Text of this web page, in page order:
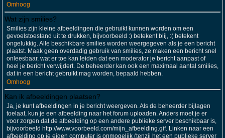
Omhoog
Wat zijn smilies?
Smilies zijn kleine afbeeldingen die gebruikt kunnen worden om een
gevoelstoestand uit te drukken, bijvoorbeeld :) betekent blij, :( betekent
ongelukkig. Alle beschikbare smilies worden weergegeven als je een bericht
plaatst. Maak geen overdadig gebruik van smilies, ze maken een bericht snel
onleesbaar, wat er toe kan leiden dat een moderator je bericht aanpast of
heel je bericht verwijdert. De beheerder kan ook een maximaal aantal smilies,
dat in een bericht gebruikt mag worden, bepaald hebben.
Omhoog
Kan ik afbeeldingen plaatsen?
Ja, je kunt afbeeldingen in je bericht weergeven. Als de beheerder bijlagen
toelaat, kun je een afbeelding naar het forum uploaden. Anders moet je er
voor zorgen dat de afbeelding op een andere publieke server beschikbaar is,
bijvoorbeeld http://www.voorbeeld.com/mijn_afbeelding.gif. Linken naar een
afbeelding op je eigen computer is onmogelijk (tenzij het een publieke server